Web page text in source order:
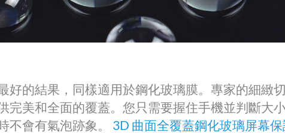
好的結果，同樣適用於鋼化玻璃膜。專家的細緻
完美和全面的覆蓋。您只需要握住手機並判斷大
不會有氣泡跡象。 3D 曲面全覆蓋鋼化玻璃屏幕